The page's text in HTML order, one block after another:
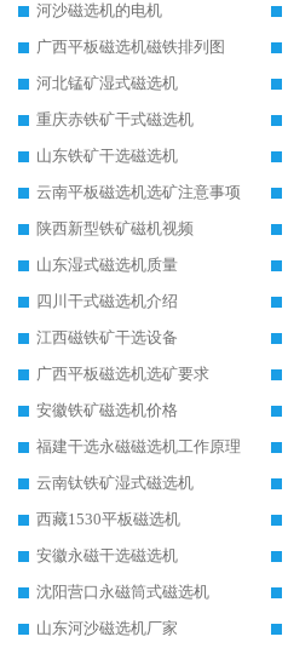
河沙磁选机的电机
广西平板磁选机磁铁排列图
河北锰矿湿式磁选机
重庆赤铁矿干式磁选机
山东铁矿干选磁选机
云南平板磁选机选矿注意事项
陕西新型铁矿磁机视频
山东湿式磁选机质量
四川干式磁选机介绍
江西磁铁矿干选设备
广西平板磁选机选矿要求
安徽铁矿磁选机价格
福建干选永磁磁选机工作原理
云南钛铁矿湿式磁选机
西藏1530平板磁选机
安徽永磁干选磁选机
沈阳营口永磁筒式磁选机
山东河沙磁选机厂家